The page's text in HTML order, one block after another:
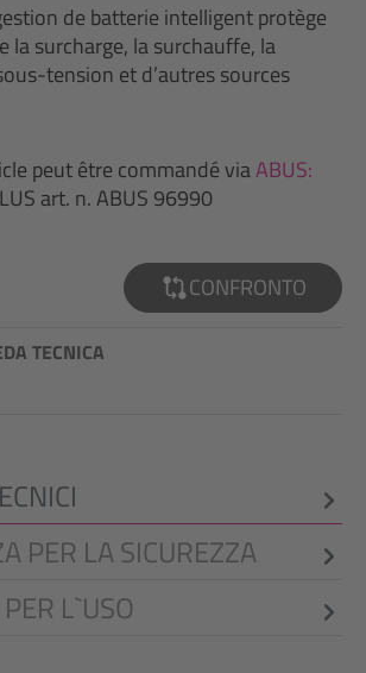
de batterie intelligent protège
la surcharge, la surchauffe, la
tension et d’autres sources
peut être commandé viaABUS:
art. n. ABUS 96990
CONFRONTO
TECNICA
PER LA SICUREZZA
L`USO